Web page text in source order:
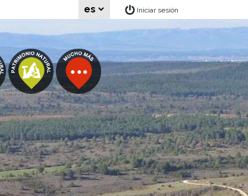
Iniciar sesión